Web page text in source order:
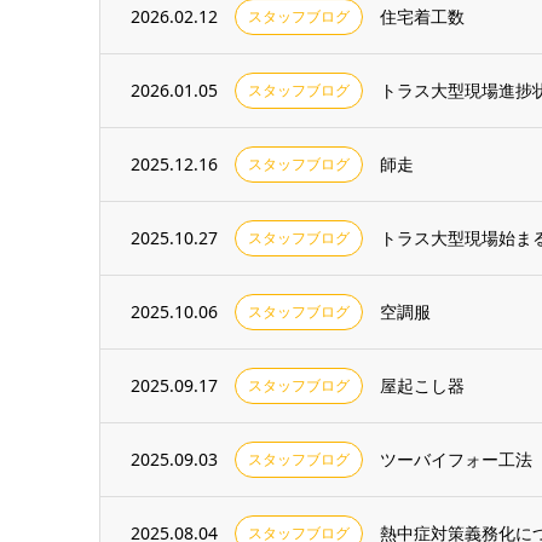
2026.02.12 スタッフブログ 住宅着工数
2026.01.05 スタッフブログ トラス大型現場進捗
2025.12.16 スタッフブログ 師走
2025.10.27 スタッフブログ トラス大型現場始ま
2025.10.06 スタッフブログ 空調服
2025.09.17 スタッフブログ 屋起こし器
2025.09.03 スタッフブログ ツーバイフォー工法
2025.08.04 スタッフブログ 熱中症対策義務化に